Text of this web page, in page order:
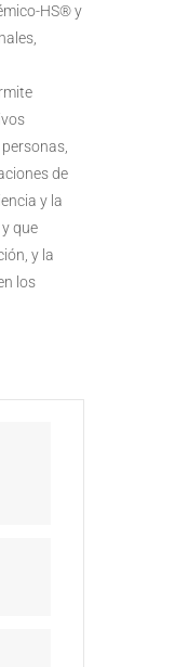
HS® y
de
y la
que
y la
los